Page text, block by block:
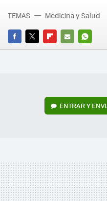
FACEBOOK
TWITTERFLIPBOARD
E-
TEMAS Medicina y Salud
ENTRAR Y